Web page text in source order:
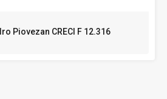
Piovezan CRECI F 12.316